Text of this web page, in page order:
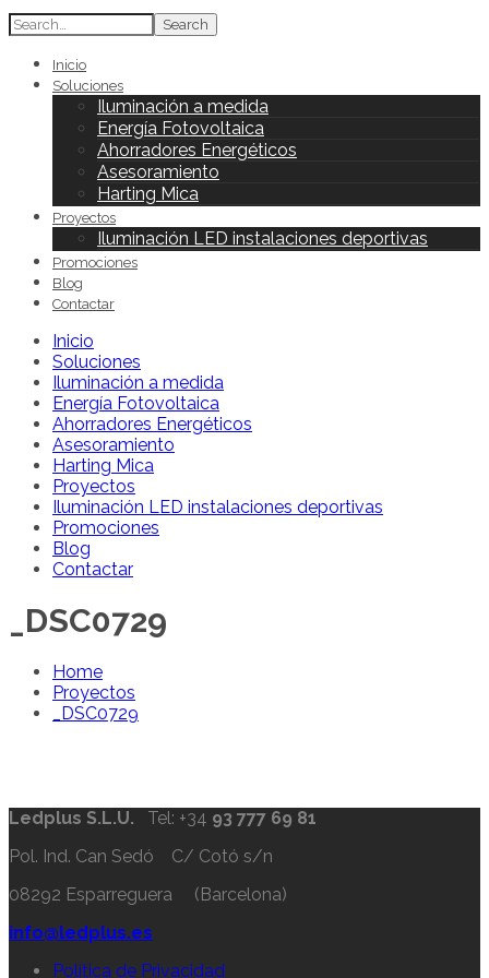
Search
Inicio
Soluciones
Iluminación a medida
Energía Fotovoltaica
Ahorradores Energéticos
Asesoramiento
Harting Mica
Proyectos
Iluminación LED instalaciones deportivas
Promociones
Blog
Contactar
Inicio
Soluciones
Iluminación a medida
Energía Fotovoltaica
Ahorradores Energéticos
Asesoramiento
Harting Mica
Proyectos
Iluminación LED instalaciones deportivas
Promociones
Blog
Contactar
_DSC0729
Home
Proyectos
_DSC0729
Ledplus S.L.U. Tel: +34 93 777 69 81
Pol. Ind. Can Sedó C/ Cotó s/n
08292 Esparreguera (Barcelona)
info@ledplus.es
Política de Privacidad